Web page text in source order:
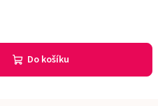
Do košíku